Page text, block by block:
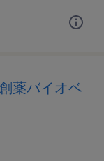
薬バイオベ